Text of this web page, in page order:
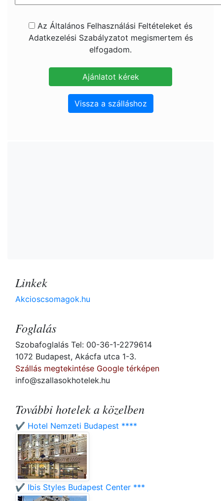
Az Általános Felhasználási Feltételeket és
Adatkezelési Szabályzatot megismertem és
elfogadom.
Vissza a szálláshoz
Linkek
Akcioscsomagok.hu
Foglalás
Szobafoglalás Tel: 00-36-1-2279614
1072 Budapest, Akácfa utca 1-3.
Szállás megtekintése Google térképen
info@szallasokhotelek.hu
További hotelek a közelben
✔️ Hotel Nemzeti Budapest ****
✔️ Ibis Styles Budapest Center ***